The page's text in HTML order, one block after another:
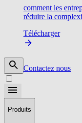
comment les
réduire la
Télécharger
Contactez nous
Produits